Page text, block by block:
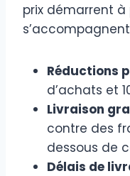
prix démarrent à
Réductions
d’achats et
Livraison
contre des
dessous de
Délais de